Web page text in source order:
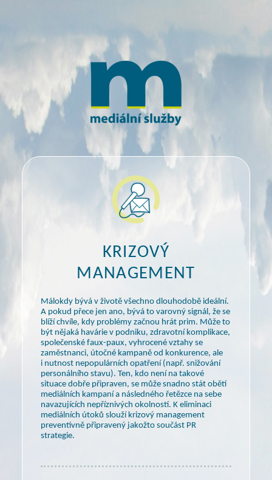
KRIZOVÝ
MANAGEMENT
Málokdy býváv životě všechno dlouhodobě ideální.
A pokud přece jen ano, bývá to varovný signál, že se
blíží chvíle, kdy problémy začnou hrát prim. Může to
být nějaká haváriev podniku, zdravotní komplikace,
společenské faux-paux, vyhrocené vztahy se
zaměstnanci, útočné kampaně od konkurence, ale
i nutnost nepopulárních opatření (např. snižování
personálního stavu). Ten, kdo není na takové
situace dobře připraven, se může snadno stát obětí
mediálních kampanía následného řetězce na sebe
navazujících nepříznivých okolností. K eliminaci
mediálních útoků slouží krizový management
preventivně připravený jakožto součást PR
strategie.